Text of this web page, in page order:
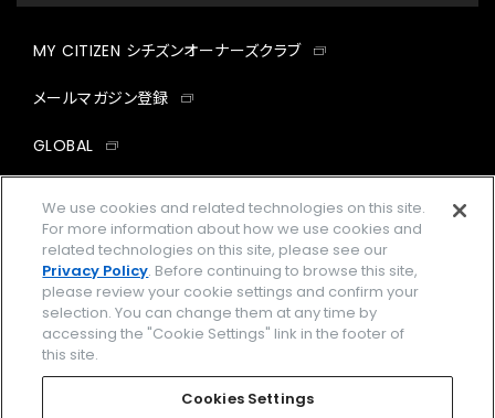
MY CITIZEN シチズンオーナーズクラブ
メールマガジン登録
GLOBAL
facebookinstagramtwitter
企業情報 ご利用規約
プライバシーポリシー Cookies Settings
We use cookies and related technologies on this site.
For more information about how we use cookies and
related technologies on this site, please see our
Privacy Policy. Before continuing to browse this site,
please review your cookie settings and confirm your
selection. You can change them at any time by
accessing the "Cookie Settings" link in the footer of
this site.
Cookies Settings